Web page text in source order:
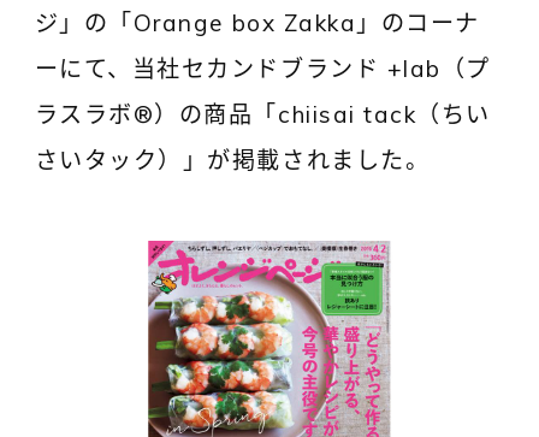
ジ」の「Orange box Zakka」のコーナ
ーにて、当社セカンドブランド +lab（プ
ラスラボ®）の商品「chiisai tack（ちい
さいタック）」が掲載されました。